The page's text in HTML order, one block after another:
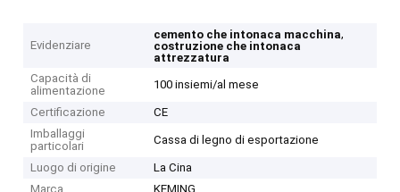
Evidenziare
cemento che intonaca macchina,
costruzione che intonaca
attrezzatura
Capacità di
alimentazione
100 insiemi/al mese
Certificazione
CE
Imballaggi
particolari
Cassa di legno di esportazione
Luogo di origine
La Cina
Marca
KEMING